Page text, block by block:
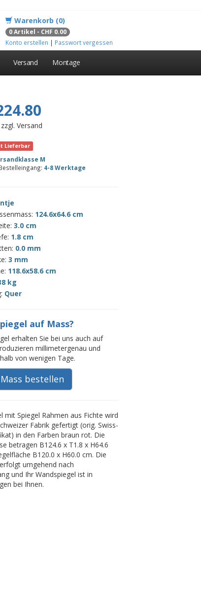
Warenkorb (0)
0 Artikel - CHF 0.00
Konto erstellen | Passwort vergessen
Versand Montage
Versand
Lieferbar
M
4-8 Werktage
124.6x64.6 cm
3.0 cm
1.8 cm
0.0 mm
3 mm
118.6x58.6 cm
kg
Quer
auf Mass?
erhalten Sie bei uns auch auf
millimetergenau und
von wenigen Tage.
bestellen
mit Spiegel Rahmen aus Fichte wird
Fabrik gefertigt (orig. Swiss-
in den Farben braun rot. Die
betragen B124.6 x T1.8 x H64.6
B120.0 x H60.0 cm. Die
umgehend nach
und Ihr Wandspiegel ist in
bei Ihnen.